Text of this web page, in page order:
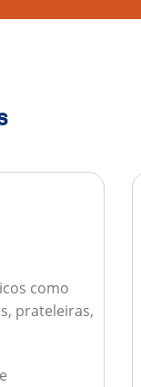
como
prateleiras,